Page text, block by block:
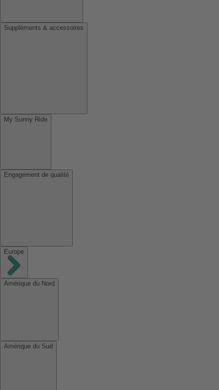
Suppléments & accessoires
My Sunny Ride
Engagement de qualité
Europe
Amérique du Nord
Amérique du Sud